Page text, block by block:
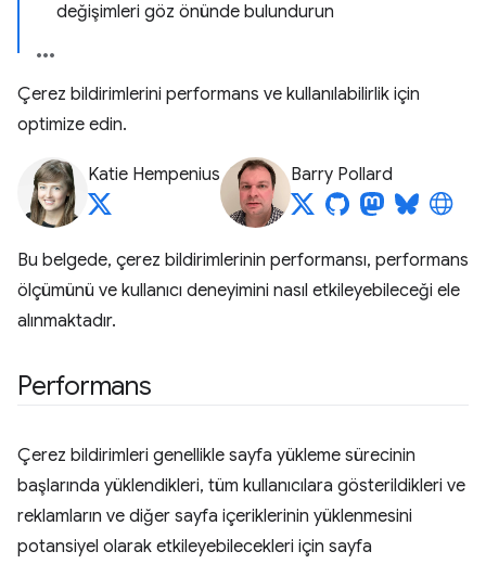
değişimleri göz önünde bulundurun
Çerez bildirimlerini performans ve kullanılabilirlik için
optimize edin.
Katie Hempenius Barry Pollard
Bu belgede, çerez bildirimlerinin performansı, performans
ölçümünü ve kullanıcı deneyimini nasıl etkileyebileceği ele
alınmaktadır.
Performans
Çerez bildirimleri genellikle sayfa yükleme sürecinin
başlarında yüklendikleri, tüm kullanıcılara gösterildikleri ve
reklamların ve diğer sayfa içeriklerinin yüklenmesini
potansiyel olarak etkileyebilecekleri için sayfa